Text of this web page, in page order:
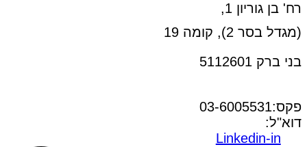
רח' בן גוריון 1,
(מגדל בסר 2), קומה 19
בני ברק 5112601
פקס:03-6005531
דוא"ל:
Linkedin-in